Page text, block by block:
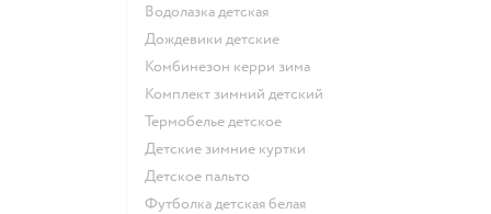
Водолазка детская
Дождевики детские
Комбинезон керри зима
Комплект зимний детский
Термобелье детское
Детские зимние куртки
Детское пальто
Футболка детская белая